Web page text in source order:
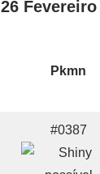
26 Fevereiro
Pkmn
#0387